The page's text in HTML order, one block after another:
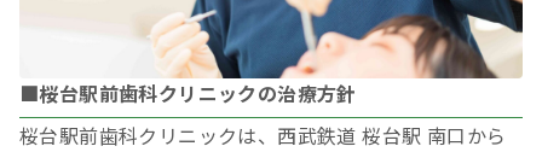
■桜台駅前歯科クリニックの治療方針
桜台駅前歯科クリニックは、西武鉄道 桜台駅 南口から